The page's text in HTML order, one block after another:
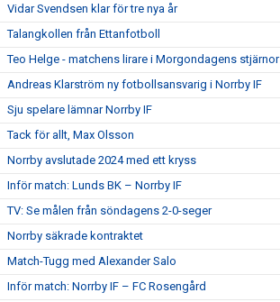
Vidar Svendsen klar för tre nya år
Talangkollen från Ettanfotboll
Teo Helge - matchens lirare i Morgondagens stjärnor
Andreas Klarström ny fotbollsansvarig i Norrby IF
Sju spelare lämnar Norrby IF
Tack för allt, Max Olsson
Norrby avslutade 2024 med ett kryss
Inför match: Lunds BK – Norrby IF
TV: Se målen från söndagens 2-0-seger
Norrby säkrade kontraktet
Match-Tugg med Alexander Salo
Inför match: Norrby IF – FC Rosengård